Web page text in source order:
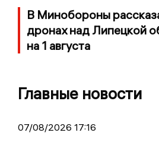
В Минобороны
дронах над Липецкой
на 1 августа
Главные новости
07/08/2026 17:16